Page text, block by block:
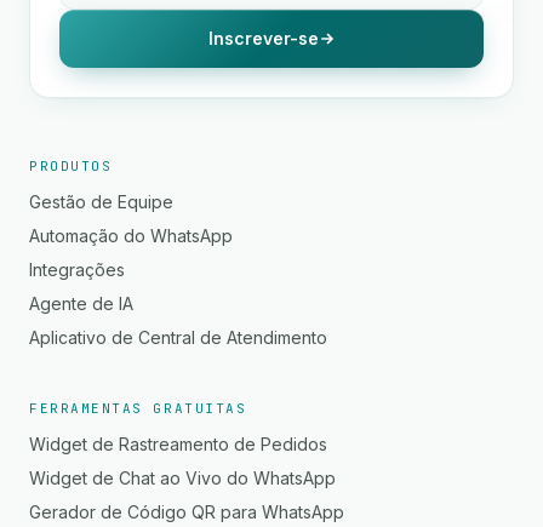
Inscrever-se
PRODUTOS
Gestão de Equipe
Automação do WhatsApp
Integrações
Agente de IA
Aplicativo de Central de Atendimento
FERRAMENTAS GRATUITAS
Widget de Rastreamento de Pedidos
Widget de Chat ao Vivo do WhatsApp
Gerador de Código QR para WhatsApp